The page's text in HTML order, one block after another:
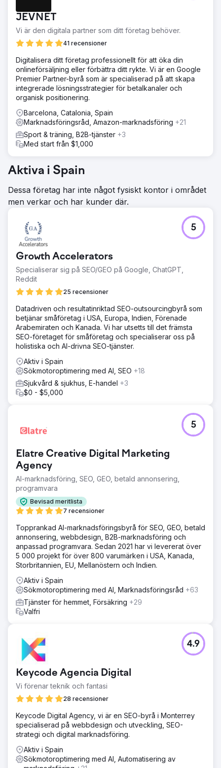
JEVNET
Vi är den digitala partner som ditt företag behöver.
41 recensioner
Digitalisera ditt företag professionellt för att öka din
onlineförsäljning eller förbättra ditt rykte. Vi är en Google
Premier Partner-byrå som är specialiserad på att skapa
integrerade lösningsstrategier för betalkanaler och
organisk positionering.
Barcelona, Catalonia, Spain
Marknadsföringsråd, Amazon-marknadsföring +21
Sport & träning, B2B-tjänster +3
Med start från $1,000
Aktiva i Spain
Dessa företag har inte något fysiskt kontor i området
men verkar och har kunder där.
Growth Accelerators
Specialiserar sig på SEO/GEO på Google, ChatGPT,
Reddit
25 recensioner
5
Datadriven och resultatinriktad SEO-outsourcingbyrå som
betjänar småföretag i USA, Europa, Indien, Förenade
Arabemiraten och Kanada. Vi har utsetts till det främsta
SEO-företaget för småföretag och specialiserar oss på
holistiska och AI-drivna SEO-tjänster.
Aktiv i Spain
Sökmotoroptimering med AI, SEO +18
Sjukvård & sjukhus, E-handel +3
$0 - $5,000
Elatre Creative Digital Marketing
Agency
AI-marknadsföring, SEO, GEO, betald annonsering,
programvara
Bevisad meritlista
7 recensioner
5
Topprankad AI-marknadsföringsbyrå för SEO, GEO, betald
annonsering, webbdesign, B2B-marknadsföring och
anpassad programvara. Sedan 2021 har vi levererat över
5 000 projekt för över 800 varumärken i USA, Kanada,
Storbritannien, EU, Mellanöstern och Indien.
Aktiv i Spain
Sökmotoroptimering med AI, Marknadsföringsråd +63
Tjänster för hemmet, Försäkring +29
Valfri
Keycode Agencia Digital
Vi förenar teknik och fantasi
28 recensioner
4.9
Keycode Digital Agency, vi är en SEO-byrå i Monterrey
specialiserad på webbdesign och utveckling, SEO-
strategi och digital marknadsföring.
Aktiv i Spain
Sökmotoroptimering med AI, Automatisering av